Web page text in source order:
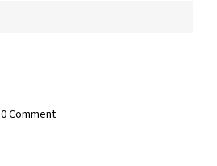
0 Comment